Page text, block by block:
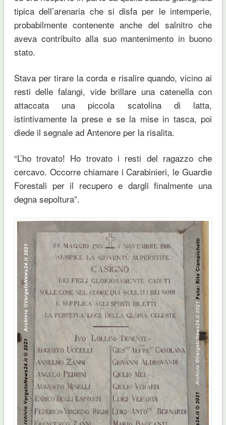
tipica dell’arenaria che si disfa per le intemperie,
probabilmente contenente anche del salnitro che
aveva contribuito alla suo mantenimento in buono
stato.
Stava per tirare la corda e risalire quando, vicino ai
resti delle falangi, vide brillare una catenella con
attaccata una piccola scatolina di latta,
istintivamente la prese e se la mise in tasca, poi
diede il segnale ad Antenore per la risalita.
“L’ho trovato! Ho trovato i resti del ragazzo che
cercavo. Occorre chiamare i Carabinieri, le Guardie
Forestali per il recupero e dargli finalmente una
degna sepoltura”.